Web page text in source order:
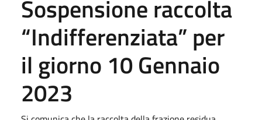
Sospensione raccolta
“Indifferenziata” per
il giorno 10 Gennaio
2023